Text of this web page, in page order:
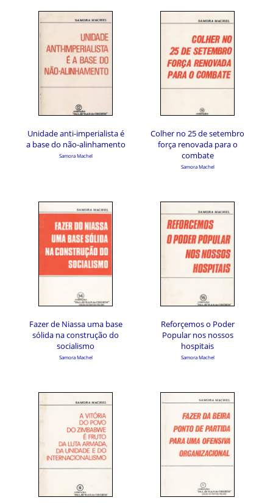
Unidade anti-imperialista é
a base do não-alinhamento
Samora Machel
Colher no 25 de setembro
força renovada para o
combate
Samora Machel
Fazer de Niassa uma base
sólida na construção do
socialismo
Samora Machel
Reforçemos o Poder
Popular nos nossos
hospitais
Samora Machel